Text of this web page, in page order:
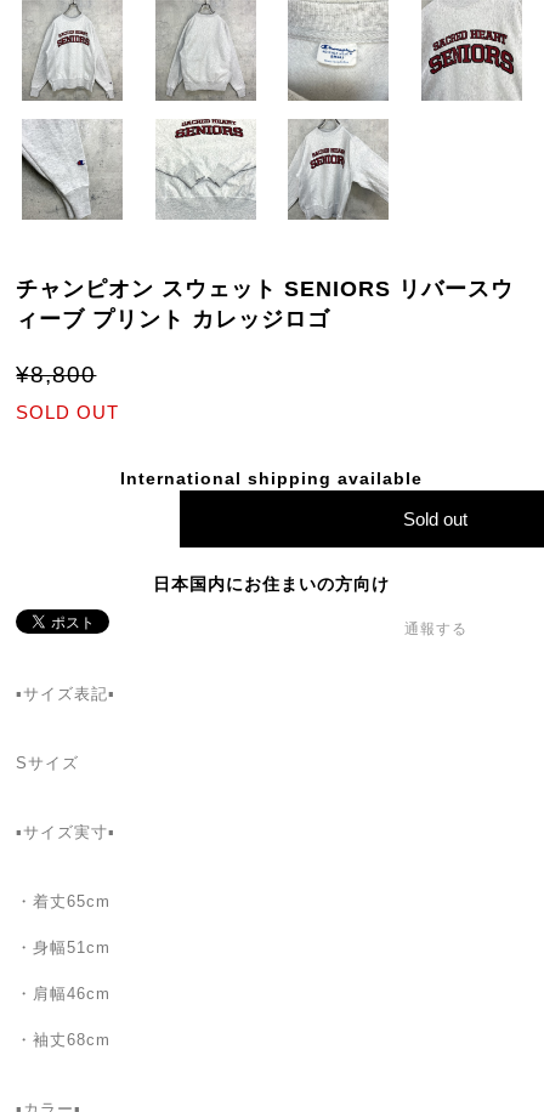
チャンピオン スウェット SENIORS リバースウ
ィーブ プリント カレッジロゴ
¥8,800
SOLD OUT
International shipping available
Sold out
日本国内にお住まいの方向け
通報する
▪️サイズ表記▪️
Sサイズ
▪️サイズ実寸▪️
・着丈65cm
・身幅51cm
・肩幅46cm
・袖丈68cm